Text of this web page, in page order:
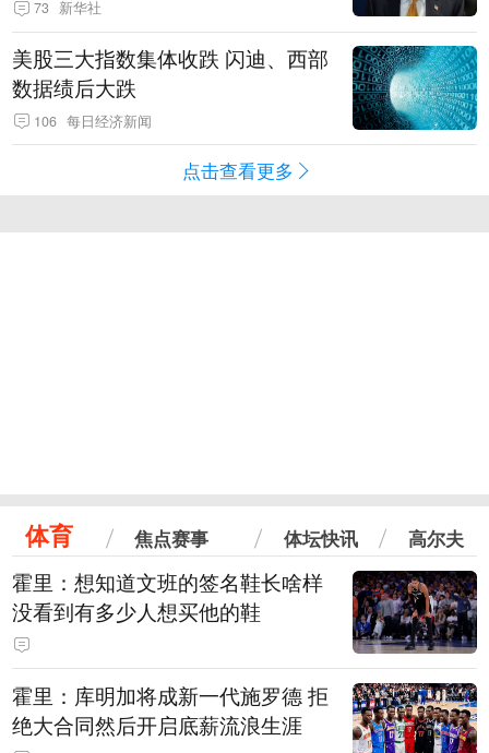
73 新华社
美股三大指数集体收跌 闪迪、西部
数据绩后大跌
106 每日经济新闻
点击查看更多
体育 焦点赛事 体坛快讯 高尔夫
霍里：想知道文班的签名鞋长啥样
没看到有多少人想买他的鞋
霍里：库明加将成新一代施罗德 拒
绝大合同然后开启底薪流浪生涯